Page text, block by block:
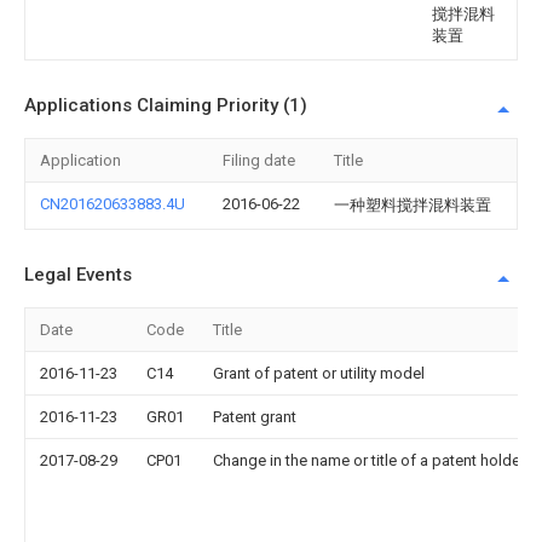
搅拌混料
装置
Applications Claiming Priority (1)
Application Filing date Title
CN201620633883.4U 2016-06-22 一种塑料搅拌混料装置
Legal Events
Date Code Title
2016-11-23 C14 Grant of patent or utility model
2016-11-23 GR01 Patent grant
2017-08-29 CP01 Change in the name or title of a patent holder